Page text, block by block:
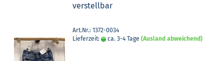
ver­stell­bar
Art.Nr.: 1372-0034
Lieferzeit:
ca. 3-4 Tage (Ausland abweichend)